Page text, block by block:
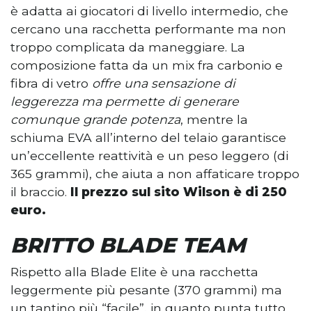
è adatta ai giocatori di livello intermedio, che
cercano una racchetta performante ma non
troppo complicata da maneggiare. La
composizione fatta da un mix fra carbonio e
fibra di vetro offre una sensazione di
leggerezza ma permette di generare
comunque grande potenza, mentre la
schiuma EVA all’interno del telaio garantisce
un’eccellente reattività e un peso leggero (di
365 grammi), che aiuta a non affaticare troppo
il braccio. Il prezzo sul sito Wilson è di 250
euro.
BRITTO BLADE TEAM
Rispetto alla Blade Elite è una racchetta
leggermente più pesante (370 grammi) ma
un tantino più “facile”, in quanto punta tutto